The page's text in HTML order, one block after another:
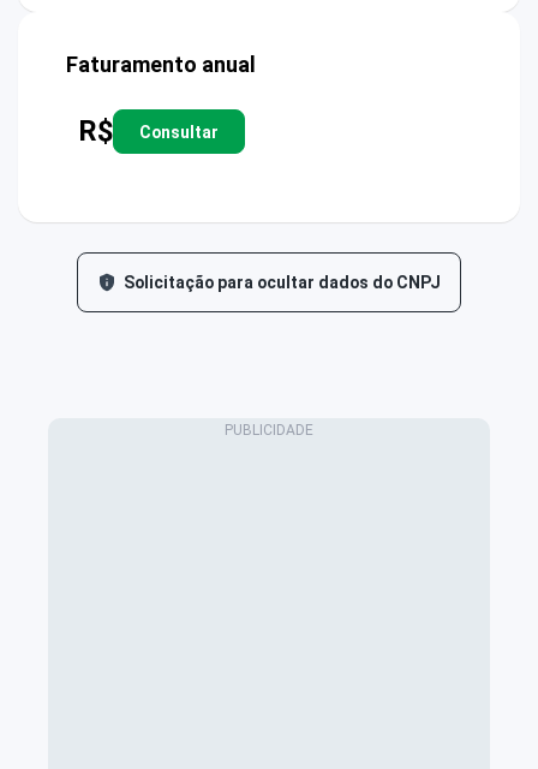
Faturamento anual
R$ Consultar
Solicitação para ocultar dados do CNPJ